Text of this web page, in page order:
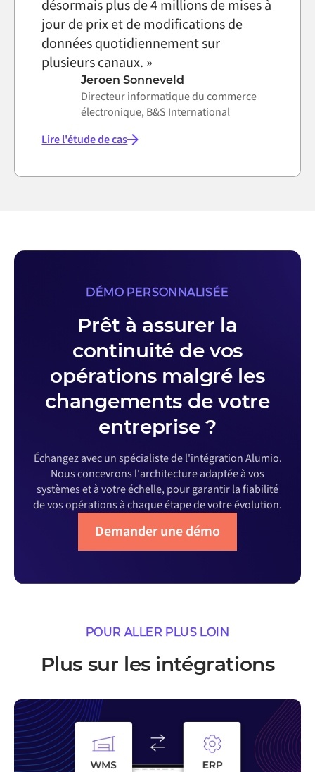
désormais plus de 4 millions de mises à
jour de prix et de modifications de
données quotidiennement sur
plusieurs canaux. »
Jeroen Sonneveld
Directeur informatique du commerce
électronique, B&S International
Lire l'étude de cas
DÉMO PERSONNALISÉE
Prêt à assurer la
continuité de vos
opérations malgré les
changements de votre
entreprise ?
Échangez avec un spécialiste de l'intégration Alumio.
Nous concevrons l'architecture adaptée à vos
systèmes et à votre échelle, pour garantir la fiabilité
de vos opérations à chaque étape de votre évolution.
Demander une démo
POUR ALLER PLUS LOIN
Plus sur les intégrations